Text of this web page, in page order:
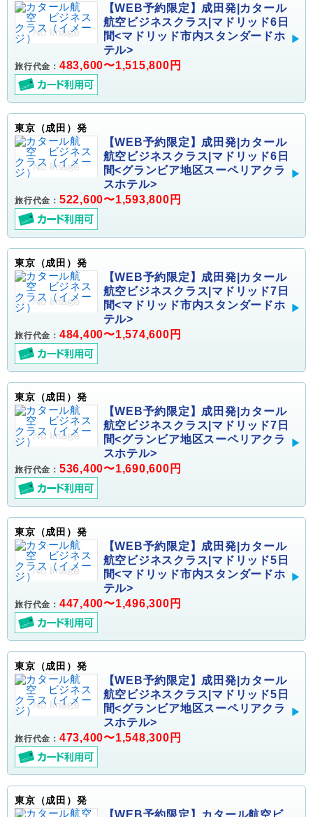
【WEB予約限定】成田発|カタール
航空ビジネスクラス|マドリッド6日
間<マドリッド市内スタンダードホ
テル>
旅行代金： 483,600〜1,515,800円
東京（成田）発
【WEB予約限定】成田発|カタール
航空ビジネスクラス|マドリッド6日
間<グランビア地区スーペリアクラ
スホテル>
旅行代金： 522,600〜1,593,800円
東京（成田）発
【WEB予約限定】成田発|カタール
航空ビジネスクラス|マドリッド7日
間<マドリッド市内スタンダードホ
テル>
旅行代金： 484,400〜1,574,600円
東京（成田）発
【WEB予約限定】成田発|カタール
航空ビジネスクラス|マドリッド7日
間<グランビア地区スーペリアクラ
スホテル>
旅行代金： 536,400〜1,690,600円
東京（成田）発
【WEB予約限定】成田発|カタール
航空ビジネスクラス|マドリッド5日
間<マドリッド市内スタンダードホ
テル>
旅行代金： 447,400〜1,496,300円
東京（成田）発
【WEB予約限定】成田発|カタール
航空ビジネスクラス|マドリッド5日
間<グランビア地区スーペリアクラ
スホテル>
旅行代金： 473,400〜1,548,300円
東京（成田）発